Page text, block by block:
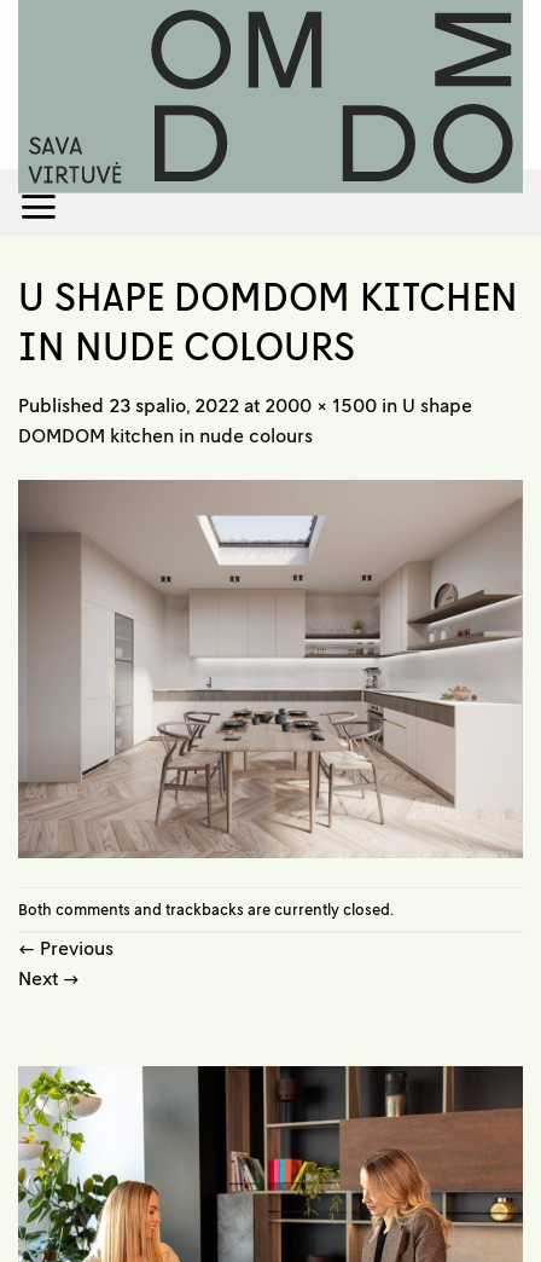
U SHAPE DOMDOM KITCHEN
IN NUDE COLOURS
Published 23 spalio, 2022 at 2000 × 1500 in U shape
DOMDOM kitchen in nude colours
Both comments and trackbacks are currently closed.
← Previous
Next →